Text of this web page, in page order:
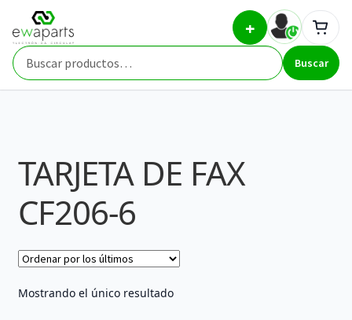
navegación
contenido
Buscar
por:
Buscar
+
Inicio TARJETA DE FAX CF206-6
TARJETA DE FAX
CF206-6
Mostrando el único resultado